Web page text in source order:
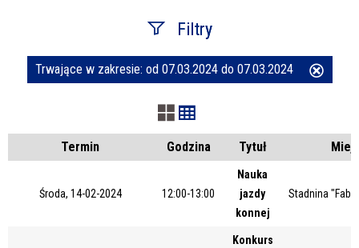
Filtry
Szukana fraza
Kategoria
Trwające w zakresie
Trwające w zakresie: od 07.03.2024 do 07.03.2024
Termin Godzina Tytuł
Środa, 14-02-2024 12:00-13:00
Nauka
jazdy
konnej
Stadnina
Konkurs